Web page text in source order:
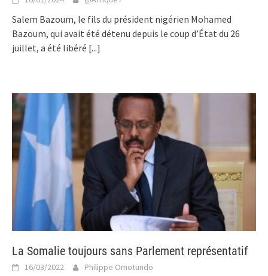
Salem Bazoum, le fils du président nigérien Mohamed
Bazoum, qui avait été détenu depuis le coup d’État du 26
juillet, a été libéré [...]
La Somalie toujours sans Parlement représentatif
16/03/2022 Philippe Omotundo